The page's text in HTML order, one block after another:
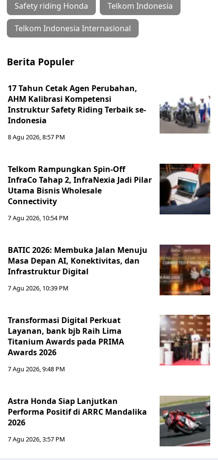
Safety riding Honda Telkom Indonesia
Telkom Indonesia Internasional
Berita Populer
17 Tahun Cetak Agen Perubahan,
AHM Kalibrasi Kompetensi
Instruktur Safety Riding Terbaik se-
Indonesia
8 Agu 2026, 8:57 PM
Telkom Rampungkan Spin-Off
InfraCo Tahap 2, InfraNexia Jadi Pilar
Utama Bisnis Wholesale
Connectivity
7 Agu 2026, 10:54 PM
BATIC 2026: Membuka Jalan Menuju
Masa Depan AI, Konektivitas, dan
Infrastruktur Digital
7 Agu 2026, 10:39 PM
Transformasi Digital Perkuat
Layanan, bank bjb Raih Lima
Titanium Awards pada PRIMA
Awards 2026
7 Agu 2026, 9:48 PM
Astra Honda Siap Lanjutkan
Performa Positif di ARRC Mandalika
2026
7 Agu 2026, 3:57 PM